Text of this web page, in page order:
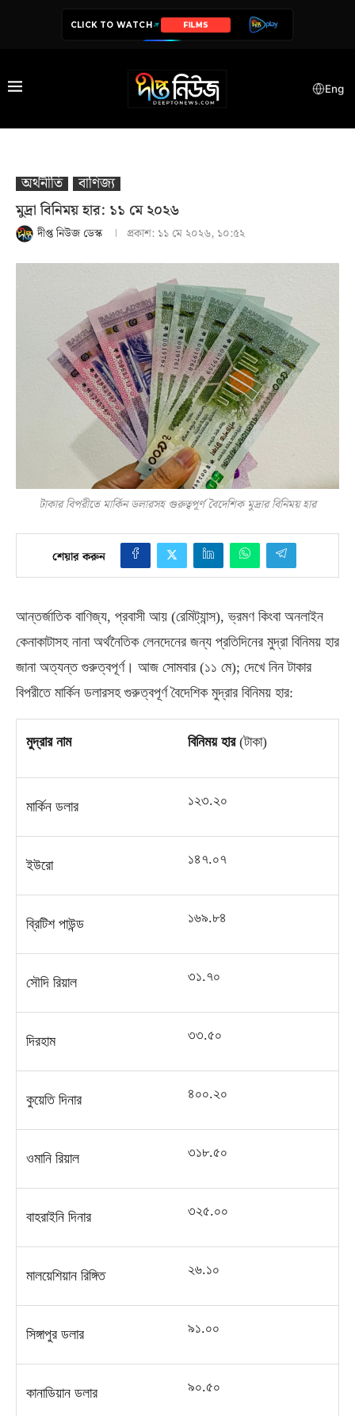
CLICK TO WATCH SERIES
Eng
অর্থনীতি
বাণিজ্য
মুদ্রা বিনিময় হার: ১১ মে ২০২৬
দীপ্ত নিউজ ডেস্ক প্রকাশ: ১১ মে ২০২৬, ১০:৫২
টাকার বিপরীতে মার্কিন ডলারসহ গুরুত্বপূর্ণ বৈদেশিক মুদ্রার বিনিময় হার
শেয়ার করুন
আন্তর্জাতিক বাণিজ্য, প্রবাসী আয় (রেমিট্যান্স),ভ্রমণ কিংবা অনলাইন
কেনাকাটাসহ নানা অর্থনৈতিক লেনদেনের জন্য প্রতিদিনের মুদ্রা বিনিময় হার
জানা অত্যন্ত গুরুত্বপূর্ণ। আজ সোমবার (১১ মে); দেখে নিন টাকার
বিপরীতে মার্কিন ডলারসহ গুরুত্বপূর্ণ বৈদেশিক মুদ্রার বিনিময় হার:
মুদ্রার নাম বিনিময় হার (টাকা)
মার্কিন ডলার ১২৩.২০
ইউরো ১৪৭.০৭
ব্রিটিশ পাউন্ড ১৬৯.৮৪
সৌদি রিয়াল ৩১.৭০
দিরহাম ৩৩.৫০
কুয়েতি দিনার ৪০০.২০
ওমানি রিয়াল ৩১৮.৫০
বাহরাইনি দিনার ৩২৫.০০
মালয়েশিয়ান রিঙ্গিত ২৬.১০
সিঙ্গাপুর ডলার ৯১.০০
কানাডিয়ান ডলার ৯০.৫০